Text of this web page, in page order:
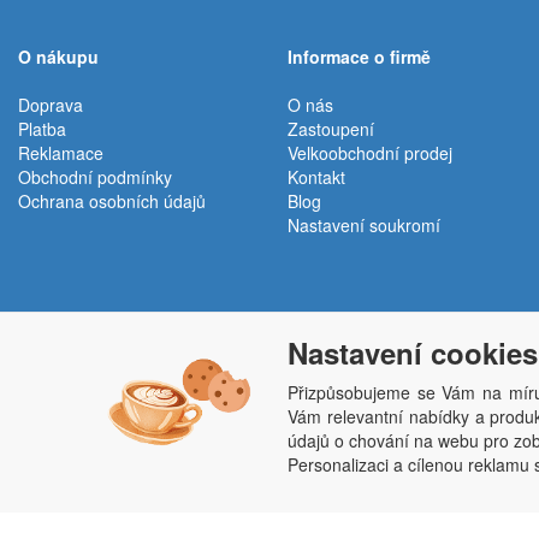
O nákupu
Doprava
Platba
Reklamace
Obchodní podmínky
Ochrana osobních údajů
Informace o firmě
O nás
Zastoupení
Velkoobchodní prodej
Kontakt
Blog
Nastavení soukromí
Penepex s.r.o., Za Špicí 1798, 686 03 Staré
Nastavení cookies
Přizpůsobujeme se Vám na
Vám relevantní nabídky a
údajů o chování na webu pro
Personalizaci a cílenou